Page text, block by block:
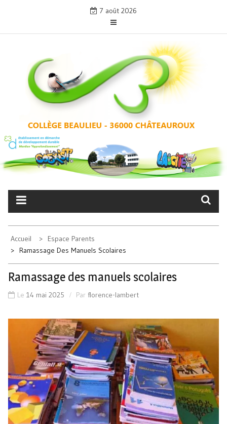
content
7 août 2026
COLLÈGE BEAULIEU –
CHÂTEAUROUX
Accueil
Espace Parents
Ramassage Des Manuels Scolaires
Ramassage des manuels scolaires
Le 14 mai 2025 Par florence-lambert